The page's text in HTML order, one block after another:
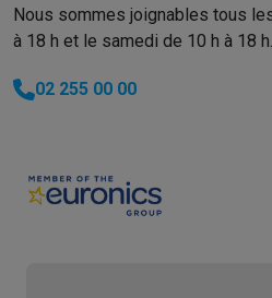
Nous sommes joignables tous
à 18 h et le samedi de 10 h à 18 h.
02 255 00 00